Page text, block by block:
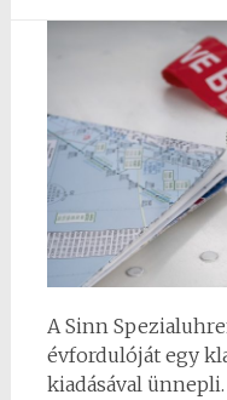
A Sinn
évfordulóját egy
kiadásával